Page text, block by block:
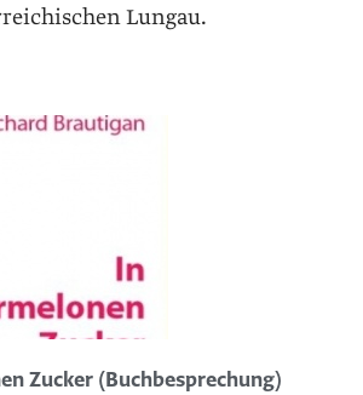
Lungau.
Zucker (Buchbesprechung)